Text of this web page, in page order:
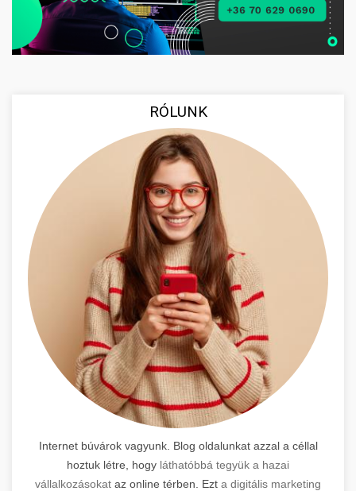
RÓLUNK
Internet búvárok vagyunk. Blog oldalunkat azzal a céllal
hoztuk létre, hogy láthatóbbá tegyük a hazai
vállalkozásokat az online térben. Ezt a digitális marketing